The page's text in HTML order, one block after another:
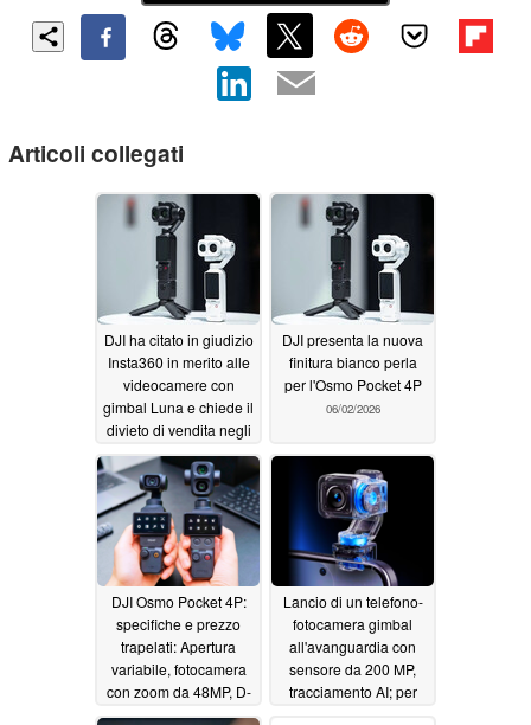
Articoli collegati
DJI ha citato in giudizio
Insta360 in merito alle
videocamere con
gimbal Luna e chiede il
divieto di vendita negli
Stati Uniti06/12/2026
DJI presenta la nuova
finitura bianco perla
per l'Osmo Pocket 4P
06/02/2026
DJI Osmo Pocket 4P:
specifiche e prezzo
trapelati: Apertura
variabile, fotocamera
con zoom da 48MP, D-
Log 205/17/2026
Lancio di un telefono-
fotocamera gimbal
all'avanguardia con
sensore da 200 MP,
tracciamento AI; per